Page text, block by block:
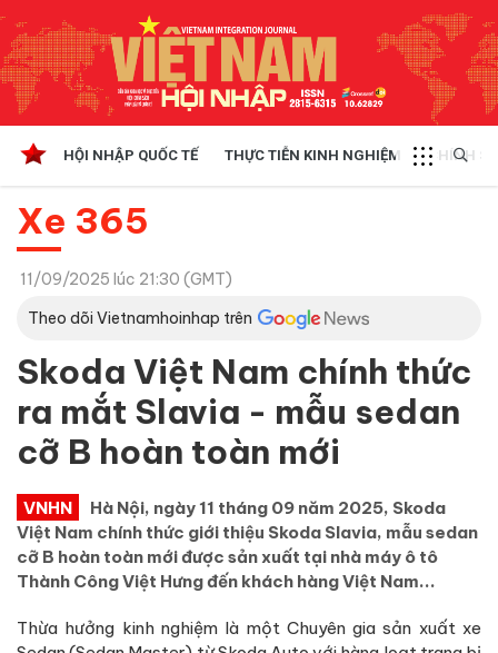
HỘI NHẬP QUỐC TẾ THỰC TIỄN KINH NGHIỆM CHÍNH
Xe 365
11/09/2025 lúc 21:30 (GMT)
Theo dõi Vietnamhoinhap trên
Skoda Việt Nam chính thức
ra mắt Slavia - mẫu sedan
cỡ B hoàn toàn mới
VNHN
Hà Nội, ngày 11 tháng 09 năm 2025, Skoda
Việt Nam chính thức giới thiệu Skoda Slavia, mẫu sedan
cỡ B hoàn toàn mới được sản xuất tại nhà máy ô tô
Thành Công Việt Hưng đến khách hàng Việt Nam...
Thừa hưởng kinh nghiệm là một Chuyên gia sản xuất xe